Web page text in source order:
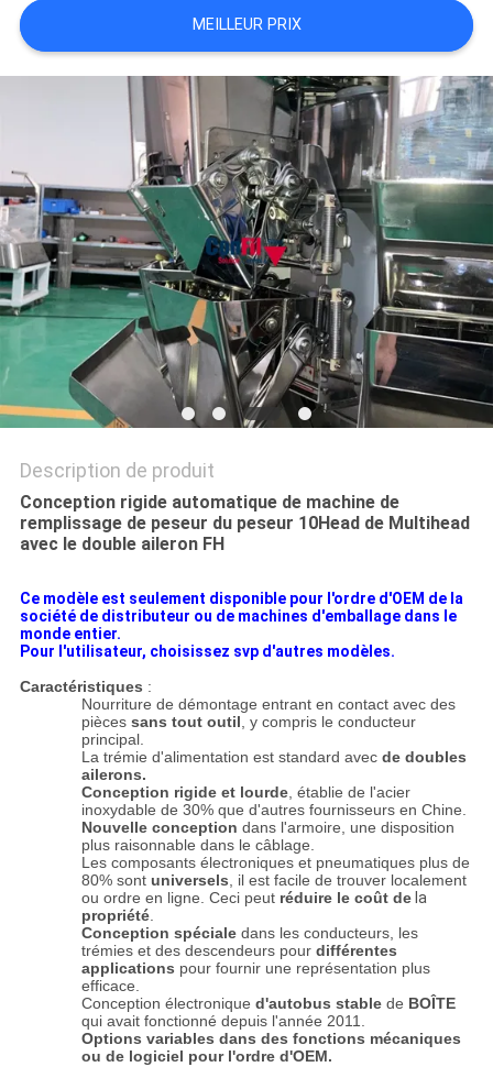
DU
SITE
POLICY
MEILLEUR PRIX
Description de produit
Conception rigide automatique de machine de
remplissage de peseur du peseur 10Head de Multihead
avec le double aileron FH
Ce modèle est seulement disponible pour l'ordre d'OEM de la
société de distributeur ou de machines d'emballage dans le
monde entier.
Pour l'utilisateur, choisissez svp d'autres modèles.
Caractéristiques :
Nourriture de démontage entrant en contact avec des
piècessans tout outil, y compris le conducteur
principal.
La trémie d'alimentation est standard avecde doubles
ailerons.
Conception rigide et lourde, établie de l'acier
inoxydable de 30% que d'autres fournisseurs en Chine.
Nouvelle conception dans l'armoire, une disposition
plus raisonnable dans le câblage.
Les composants électroniques et pneumatiques plus de
80% sont universels, il est facile de trouver localement
ou ordre en ligne. Ceci peut réduire le coût de la
propriété.
Conception spéciale dans les conducteurs, les
trémies et des descendeurs pourdifférentes
applications pour fournir une représentation plus
efficace.
Conception électroniqued'autobus stable de BOÎTE
qui avait fonctionné depuis l'année 2011.
Options variables dans des fonctions mécaniques
ou de logiciel pour l'ordre d'OEM.